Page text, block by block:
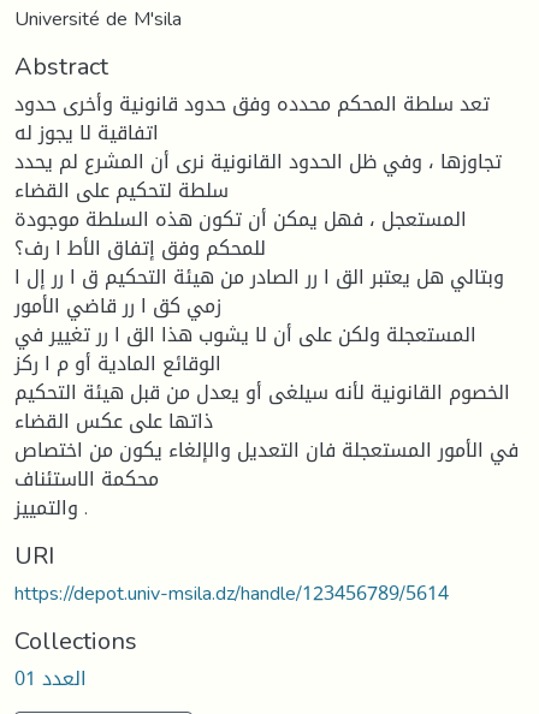
Université de M'sila
Abstract
تعد سلطة المحكم محدده وفق حدود قانونیة وأخرى حدود
اتفاقیة لا یجوز له
تجاوزها ، وفي ظل الحدود القانونیة نرى أن المشرع لم یحدد
سلطة لتحكیم على القضاء
المستعجل ، فهل یمكن أن تكون هذه السلطة موجودة
للمحكم وفق إتفاق الأط ا رف؟
وبتالي هل یعتبر الق ا رر الصادر من هیئة التحكیم ق ا رر إل ا
زمي كق ا رر قاضي الأمور
المستعجلة ولكن على أن لا یشوب هذا الق ا رر تغییر في
الوقائع المادیة أو م ا ركز
الخصوم القانونیة لأنه سیلغى أو یعدل من قبل هیئة التحكیم
ذاتها على عكس القضاء
في الأمور المستعجلة فان التعدیل والإلغاء یكون من اختصاص
محكمة الاستئناف
والتمییز .
URI
https://depot.univ-msila.dz/handle/123456789/5614
Collections
العدد 01